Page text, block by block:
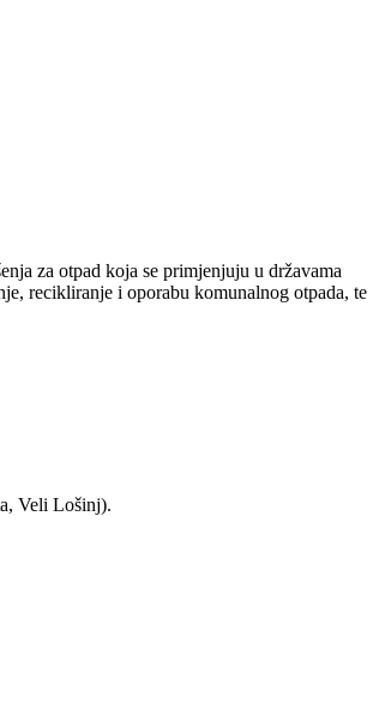
za otpad koja se primjenjuju u državama
recikliranje i oporabu komunalnog otpada, te
Veli Lošinj).